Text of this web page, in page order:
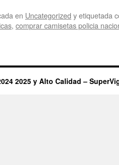
en Uncategorized y etiquetada
, comprar camisetas policia
2025 y Alto Calidad –